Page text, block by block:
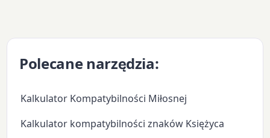
Polecane narzędzia:
Kalkulator Kompatybilności Miłosnej
Kalkulator kompatybilności znaków Księżyca